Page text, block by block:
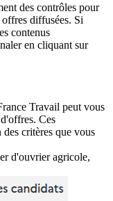
des contrôles pour
diffusées. Si
contenus
en cliquant sur
Travail peut vous
Ces
critères que vous
d'ouvrier agricole,